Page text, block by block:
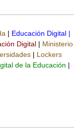
| Educación Digital |
Digital | Ministerio
| Lockers
de la Educación |